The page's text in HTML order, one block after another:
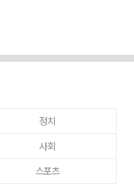
정치
사회
스포츠